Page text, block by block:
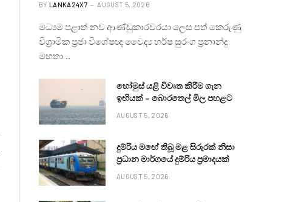
BY LANKA24X7 AUGUST 5, 2026
මධ්‍යම පළාත් නව ආණ්ඩුකාරවරයා ලෙස පත් කෙරුණු
විශ්‍රාමික ප්‍රජා විශේෂඥ වෛද්‍ය හර්ෂ සුරංග ප්‍රනාන්දු
මහතා…
හෝමුස් යළි විවෘත කිරීම ගැන
ඉඟියක් – බොරතෙල් මිල පහළට
AUGUST 5, 2026
දුම්රිය මඟේ තිබූ මළ සිරුරක් නිසා
ප්‍රධාන මාර්ගයේ දුම්රිය ප්‍රමාදයක්
AUGUST 5, 2026